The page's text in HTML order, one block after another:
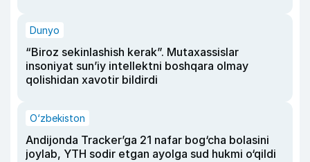
Dunyo
“Biroz sekinlashish kerak”. Mutaxassislar
insoniyat sun’iy intellektni boshqara olmay
qolishidan xavotir bildirdi
O‘zbekiston
Andijonda Tracker’ga 21 nafar bog‘cha bolasini
joylab, YTH sodir etgan ayolga sud hukmi o‘qildi